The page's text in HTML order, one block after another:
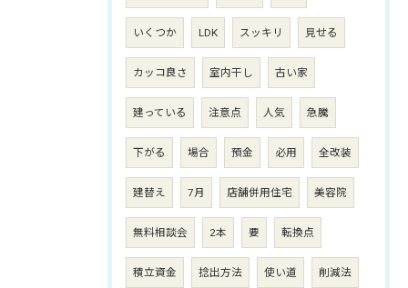
いくつか LDK スッキリ 見せる
カッコ良さ 室内干し 古い家
建っている 注意点 人気 急騰
下がる 場合 預金 必用 全改装
建替え 7月 店舗併用住宅 美容院
無料相談会 2本 要 転換点
積立資金 捻出方法 使い道 削減法